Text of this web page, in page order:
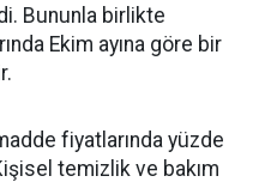
Bununla birlikte
Ekim ayına göre bir
fiyatlarında yüzde
temizlik ve bakım